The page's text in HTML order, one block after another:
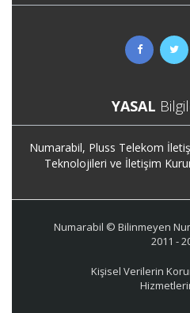
YASAL
Numarabil, Pluss Telekom
Teknolojileri ve İletişim
Numarabil © Bilinmeyen
2011 -
Kişisel Verilerin